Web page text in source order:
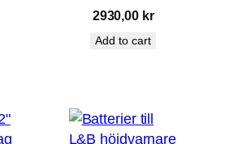
2930,00 kr
Add to cart